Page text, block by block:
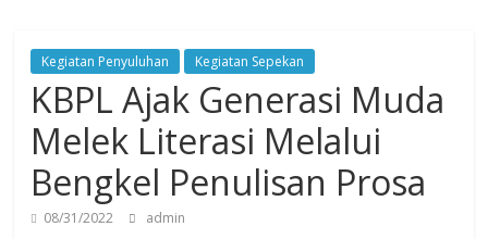
Babak Final Festival Musikalisasi Puisi Kembali Digelar
Provinsi
lampung
Badan
Pengembangan
dan
Pembinaan
Kegiatan Penyuluhan Kegiatan Sepekan
KBPL Ajak Generasi Muda
Melek Literasi Melalui
Bengkel Penulisan Prosa
08/31/2022 admin